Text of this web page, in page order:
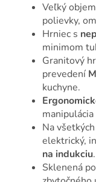
Veľký objem
polievky,
Hrniec s
minimom
Granitový
prevedení
kuchyne.
Na
elektrický,
na indukciu.
Sklenená